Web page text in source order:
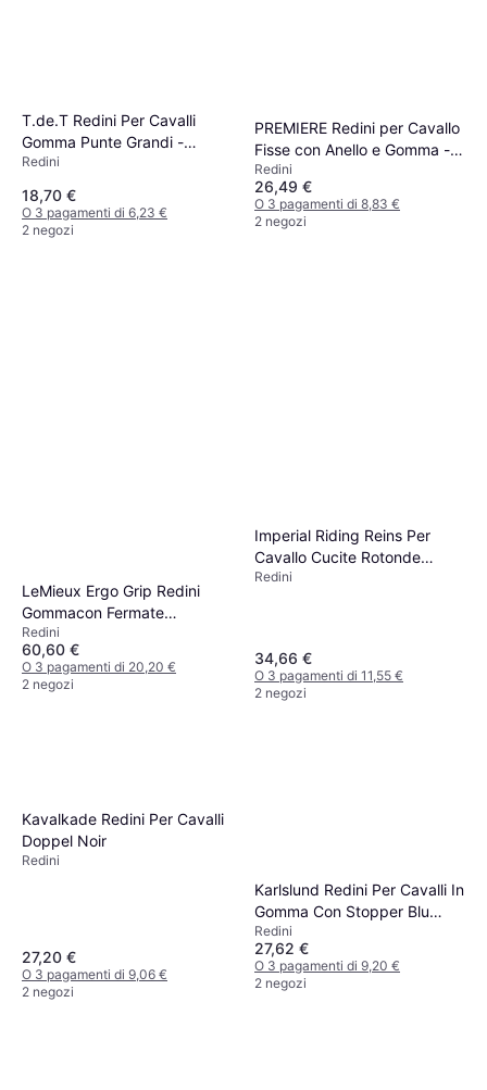
T.de.T Redini Per Cavalli
Gomma Punte Grandi -
Marron
Redini
18,70 €
O 3 pagamenti di 6,23 €
2 negozi
PREMIERE Redini per Cavallo
Fisse con Anello e Gomma -
Nero
Redini
26,49 €
O 3 pagamenti di 8,83 €
2 negozi
LeMieux Ergo Grip Redini
Gommacon Fermate
Integrate - Noir
Redini
60,60 €
O 3 pagamenti di 20,20 €
2 negozi
Imperial Riding Reins Per
Cavallo Cucite Rotonde
Weymouth
Redini
34,66 €
O 3 pagamenti di 11,55 €
2 negozi
Kavalkade Redini Per Cavalli
Doppel Noir
Redini
27,20 €
O 3 pagamenti di 9,06 €
2 negozi
Karlslund Redini Per Cavalli In
Gomma Con Stopper Blu
Grigio Argento
Redini
27,62 €
O 3 pagamenti di 9,20 €
2 negozi